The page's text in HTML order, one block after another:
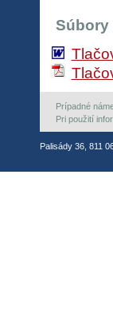
Súbory
Prípadné
Pri použití
Palisády 36, 811